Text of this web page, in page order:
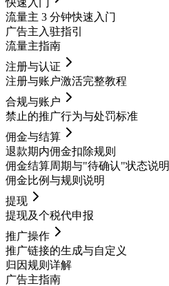
流量主 3 分钟快速入门
广告主入驻指引
流量主指南
注册与认证
注册与账户激活完整教程
合规与账户
禁止的推广行为与处罚标准
佣金与结算
退款期内佣金扣除规则
佣金结算周期与"待确认"状态说明
佣金比例与规则说明
提现
提现及个税代申报
推广操作
推广链接的生成与自定义
归因规则详解
广告主指南